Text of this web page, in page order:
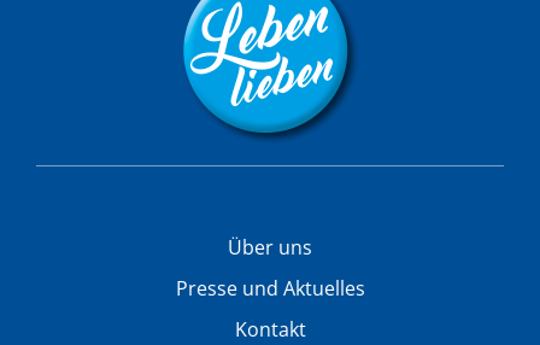
Über uns
Presse und Aktuelles
Kontakt